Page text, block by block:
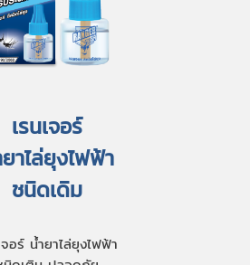
เรนเจอร์
าไล่ยุงไฟฟ้า
ชนิดเดิม
จอร์ น้ำยาไล่ยุงไฟฟ้า